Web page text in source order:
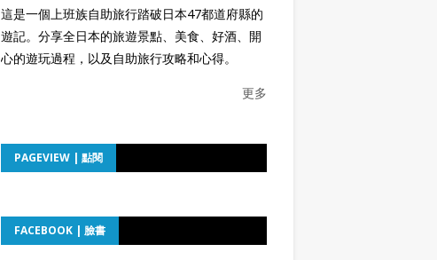
這是一個上班族自助旅行踏破日本47都道府縣的
遊記。分享全日本的旅遊景點、美食、好酒、開
心的遊玩過程，以及自助旅行攻略和心得。
更多
PAGEVIEW | 點閱
FACEBOOK | 臉書